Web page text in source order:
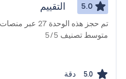
5.0 التقييم
تم حجز هذه
متوسط ​​تصنيف 5/5
5.0 دقة